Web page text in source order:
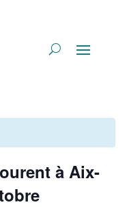
à Aix-